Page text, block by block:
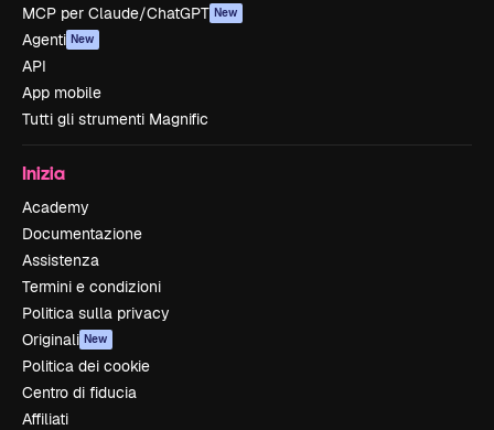
MCP per Claude/ChatGPT New
Agenti New
API
App mobile
Tutti gli strumenti Magnific
Inizia
Academy
Documentazione
Assistenza
Termini e condizioni
Politica sulla privacy
Originali New
Politica dei cookie
Centro di fiducia
Affiliati